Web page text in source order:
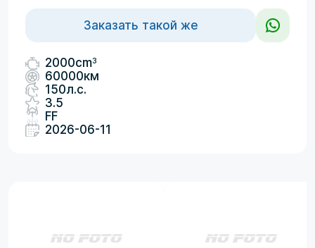
Заказать такой же
2000cm3
60000км
150л.с.
3.5
FF
2026-06-11